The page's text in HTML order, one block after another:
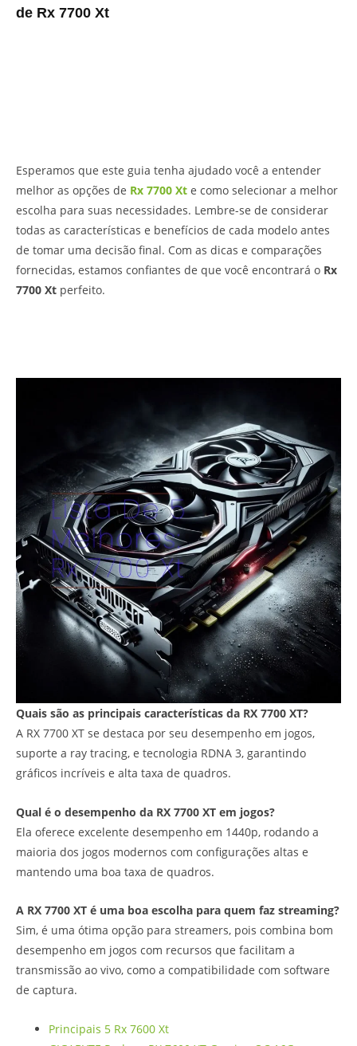
de Rx 7700 Xt
Esperamos que este guia tenha ajudado você a entender
melhor as opções de Rx 7700 Xt e como selecionar a melhor
escolha para suas necessidades. Lembre-se de considerar
todas as características e benefícios de cada modelo antes
de tomar uma decisão final. Com as dicas e comparações
fornecidas, estamos confiantes de que você encontrará o Rx
7700 Xt perfeito.
Quais são as principais características da RX 7700 XT?
A RX 7700 XT se destaca por seu desempenho em jogos,
suporte a ray tracing, e tecnologia RDNA 3, garantindo
gráficos incríveis e alta taxa de quadros.
Qual é o desempenho da RX 7700 XT em jogos?
Ela oferece excelente desempenho em 1440p, rodando a
maioria dos jogos modernos com configurações altas e
mantendo uma boa taxa de quadros.
A RX 7700 XT é uma boa escolha para quem faz streaming?
Sim, é uma ótima opção para streamers, pois combina bom
desempenho em jogos com recursos que facilitam a
transmissão ao vivo, como a compatibilidade com software
de captura.
Principais 5 Rx 7600 Xt